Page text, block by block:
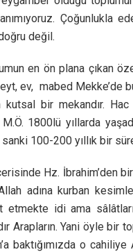
Çoğunlukla
değil.
en ön plana çıkan
ev, mabed Mekke’de
kutsal bir mekandır.
M.Ö. 1800lü yıllarda
100-200 yıllık bir
Hz. İbrahim’den
adına kurban
etmekte idi ama
Arapların. Yani öyle bir
baktığımızda o cahiliye